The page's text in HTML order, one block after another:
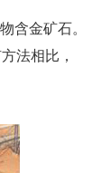
含金矿石。
法相比，